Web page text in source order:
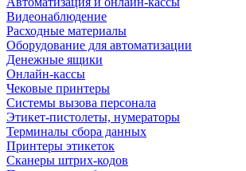
Видеонаблюдение
Расходные материалы
Оборудование для автоматизации
Денежные ящики
Онлайн-кассы
Чековые принтеры
Системы вызова персонала
Этикет-пистолеты, нумераторы
Терминалы сбора данных
Принтеры этикеток
Сканеры штрих-кодов